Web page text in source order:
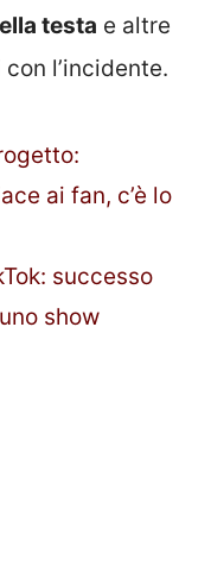
testa e altre
l’incidente.
ai fan, c’è lo
successo
show